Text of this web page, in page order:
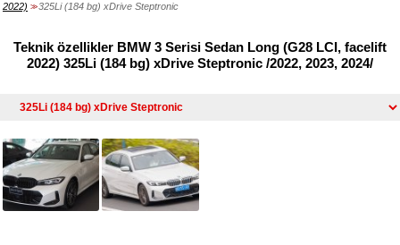
2022) >> 325Li (184 bg) xDrive Steptronic
Teknik özellikler BMW 3 Serisi Sedan Long (G28 LCI, facelift
2022) 325Li (184 bg) xDrive Steptronic /2022, 2023, 2024/